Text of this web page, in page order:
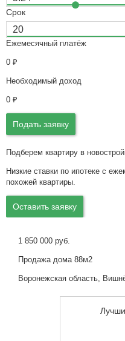
Срок
Ежемесячный платёж
0 ₽
Необходимый доход
0 ₽
Подать заявку
Подберем квартиру в
Низкие ставки по ипотеке с
похожей квартиры.
Оставить заявку
1 850 000 руб.
Продажа дома 88м2
Воронежская область,